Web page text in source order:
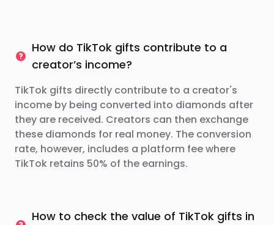
How do TikTok gifts contribute to a
creator’s income?
TikTok gifts directly contribute to a creator's
income by being converted into diamonds after
they are received. Creators can then exchange
these diamonds for real money. The conversion
rate, however, includes a platform fee where
TikTok retains 50% of the earnings.
How to check the value of TikTok gifts in